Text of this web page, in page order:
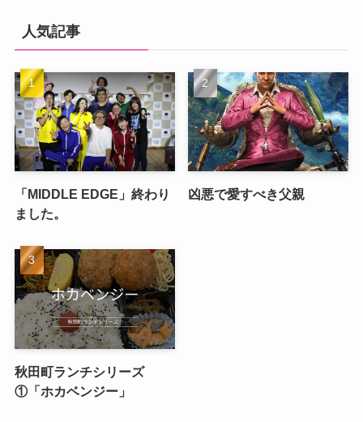
人気記事
「MIDDLE EDGE」終わり
ました。
凶悪で愛すべき父親
秋田町ランチシリーズ
①「ホカベンジー」